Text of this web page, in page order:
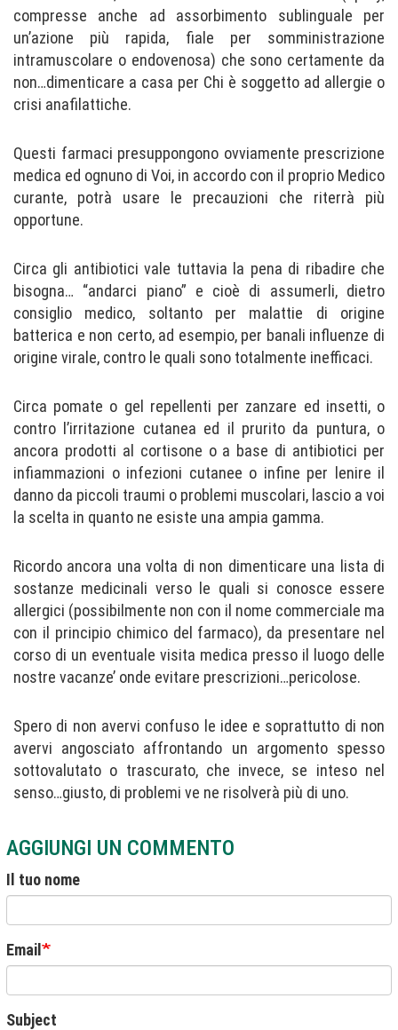
compresse anche ad assorbimento sublinguale per
un’azione più rapida, fiale per somministrazione
intramuscolare o endovenosa) che sono certamente da
non…dimenticare a casa per Chi è soggetto ad allergie o
crisi anafilattiche.
Questi farmaci presuppongono ovviamente prescrizione
medica ed ognuno di Voi, in accordo con il proprio Medico
curante, potrà usare le precauzioni che riterrà più
opportune.
Circa gli antibiotici vale tuttavia la pena di ribadire che
bisogna… “andarci piano” e cioè di assumerli, dietro
consiglio medico, soltanto per malattie di origine
batterica e non certo, ad esempio, per banali influenze di
origine virale, contro le quali sono totalmente inefficaci.
Circa pomate o gel repellenti per zanzare ed insetti, o
contro l’irritazione cutanea ed il prurito da puntura, o
ancora prodotti al cortisone o a base di antibiotici per
infiammazioni o infezioni cutanee o infine per lenire il
danno da piccoli traumi o problemi muscolari, lascio a voi
la scelta in quanto ne esiste una ampia gamma.
Ricordo ancora una volta di non dimenticare una lista di
sostanze medicinali verso le quali si conosce essere
allergici (possibilmente non con il nome commerciale ma
con il principio chimico del farmaco), da presentare nel
corso di un eventuale visita medica presso il luogo delle
nostre vacanze’ onde evitare prescrizioni…pericolose.
Spero di non avervi confuso le idee e soprattutto di non
avervi angosciato affrontando un argomento spesso
sottovalutato o trascurato, che invece, se inteso nel
senso…giusto, di problemi ve ne risolverà più di uno.
AGGIUNGI UN COMMENTO
Il tuo nome
Email
Subject